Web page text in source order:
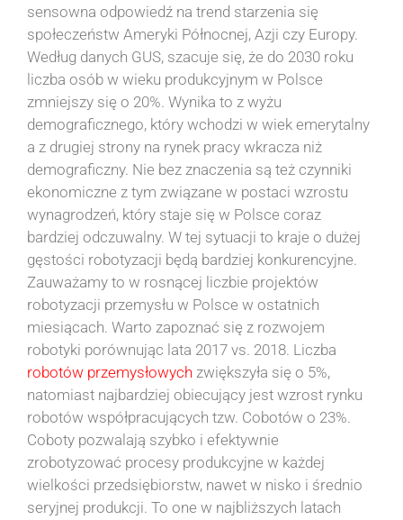
sensowna odpowiedź na trend starzenia się
społeczeństw Ameryki Północnej, Azji czy Europy.
Według danych GUS, szacuje się, że do 2030 roku
liczba osób w wieku produkcyjnym w Polsce
zmniejszy się o 20%. Wynika to z wyżu
demograficznego, który wchodzi w wiek emerytalny
a z drugiej strony na rynek pracy wkracza niż
demograficzny. Nie bez znaczenia są też czynniki
ekonomiczne z tym związane w postaci wzrostu
wynagrodzeń, który staje się w Polsce coraz
bardziej odczuwalny. W tej sytuacji to kraje o dużej
gęstości robotyzacji będą bardziej konkurencyjne.
Zauważamy to w rosnącej liczbie projektów
robotyzacji przemysłu w Polsce w ostatnich
miesiącach. Warto zapoznać się z rozwojem
robotyki porównując lata 2017 vs. 2018. Liczba
robotów przemysłowych zwiększyła się o 5%,
natomiast najbardziej obiecujący jest wzrost rynku
robotów współpracujących tzw. Cobotów o 23%.
Coboty pozwalają szybko i efektywnie
zrobotyzować procesy produkcyjne w każdej
wielkości przedsiębiorstw, nawet w nisko i średnio
seryjnej produkcji. To one w najbliższych latach